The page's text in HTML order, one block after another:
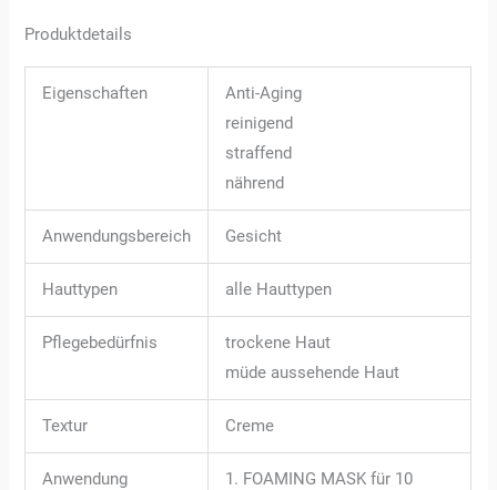
Produktdetails
Eigenschaften
Anti-Aging
reinigend
straffend
nährend
Anwendungsbereich Gesicht
Hauttypen alle Hauttypen
Pflegebedürfnis
trockene Haut
müde aussehende Haut
Textur Creme
Anwendung
1. FOAMING MASK für 10